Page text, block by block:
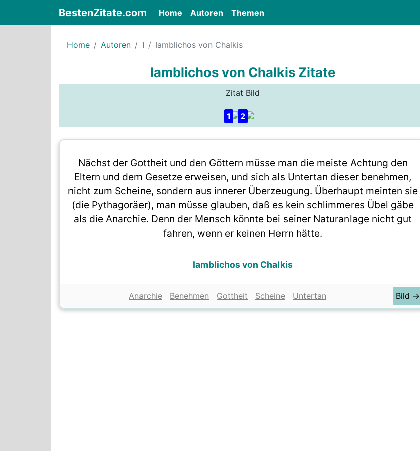
BestenZitate.com Home (current)
Autoren Themen
Home Autoren I Iamblichos von Chalkis
Iamblichos von Chalkis Zitate
Zitat Bild
1 2
Nächst der Gottheit und den Göttern müsse man die meiste Achtung den
Eltern und dem Gesetze erweisen, und sich als Untertan dieser benehmen,
nicht zum Scheine, sondern aus innerer Überzeugung. Überhaupt meinten sie
(die Pythagoräer), man müsse glauben, daß es kein schlimmeres Übel gäbe
als die Anarchie. Denn der Mensch könnte bei seiner Naturanlage nicht gut
fahren, wenn er keinen Herrn hätte.
Iamblichos von Chalkis
Anarchie Benehmen Gottheit Scheine Untertan Bild →